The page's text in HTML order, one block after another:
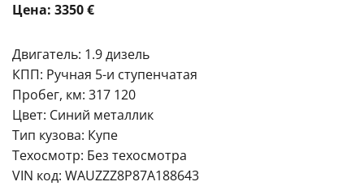
Цена: 3350 €
Двигатель: 1.9 дизель
КПП: Ручная 5-и ступенчатая
Пробег, км: 317 120
Цвет: Синий металлик
Тип кузова: Купе
Техосмотр: Без техосмотра
VIN код: WAUZZZ8P87A188643